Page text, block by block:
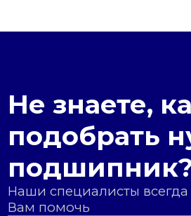
Не знаете,
подобрать
подшипник?
Наши специалисты всегда
Вам помочь